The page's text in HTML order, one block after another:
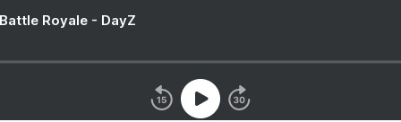
Royale - DayZ